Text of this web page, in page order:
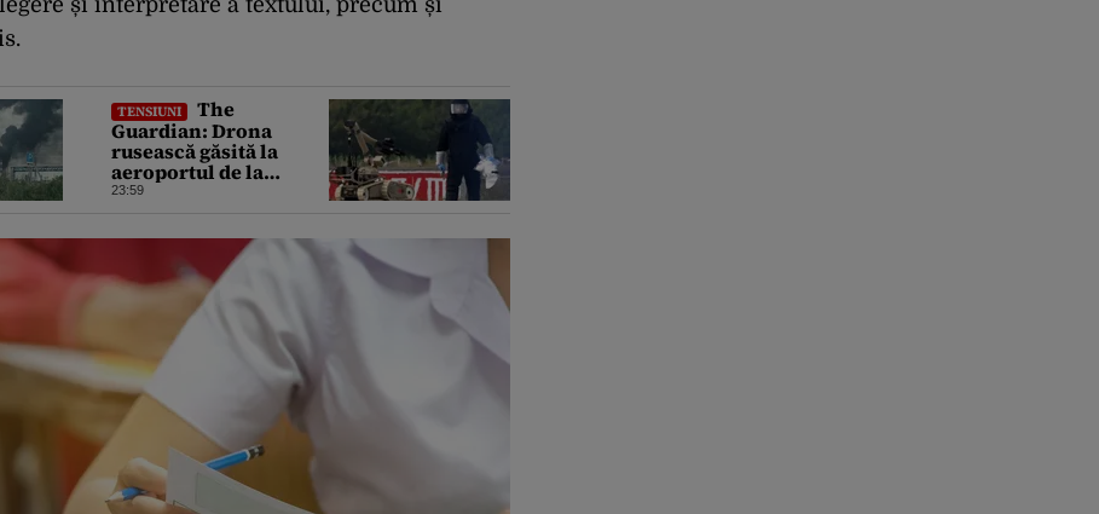
și interpretare a textului, precum și
TENSIUNI
The
Guardian: Drona
rusească găsită la
aeroportul de la
Leipzig ar putea
escaladare a
tensiunilor NATO-
Rusia
23:59